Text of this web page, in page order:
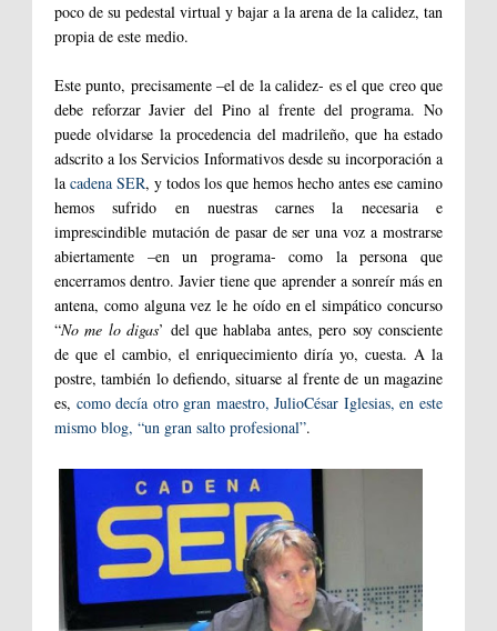
poco de su pedestal virtual y bajar a la arena de la calidez, tan
propia de este medio.
Este punto, precisamente –el de la calidez- es el que creo que
debe reforzar Javier del Pino al frente del programa. No
puede olvidarse la procedencia del madrileño, que ha estado
adscrito a los Servicios Informativos desde su incorporación a
la cadena SER, y todos los que hemos hecho antes ese camino
hemos sufrido en nuestras carnes la necesaria e
imprescindible mutación de pasar de ser una voz a mostrarse
abiertamente –en un programa- como la persona que
encerramos dentro. Javier tiene que aprender a sonreír más en
antena, como alguna vez le he oído en el simpático concurso
“No me lo digas’ del que hablaba antes, pero soy consciente
de que el cambio, el enriquecimiento diría yo, cuesta. A la
postre, también lo defiendo, situarse al frente de un magazine
es, como decía otro gran maestro, JulioCésar Iglesias, en este
mismo blog, “un gran salto profesional”.